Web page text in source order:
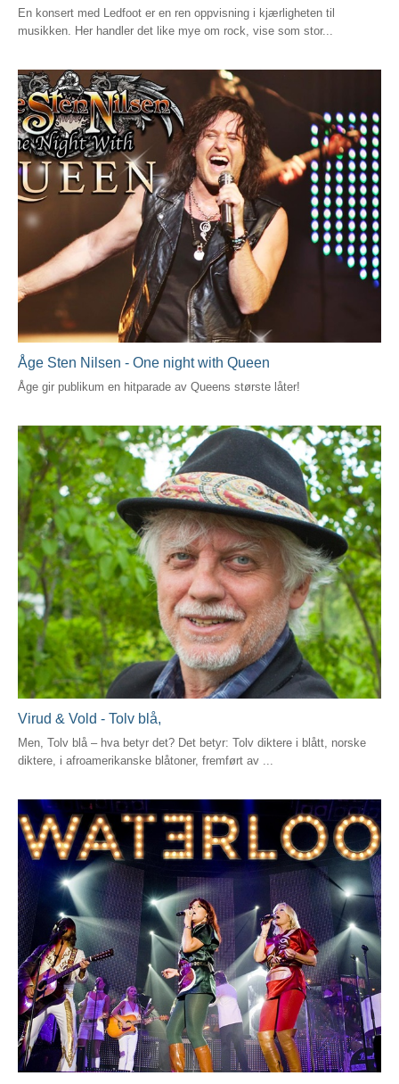
En konsert med Ledfoot er en ren oppvisning i kjærligheten til
musikken. Her handler det like mye om rock, vise som stor...
Åge Sten Nilsen - One night with Queen
Åge gir publikum en hitparade av Queens største låter!
Virud & Vold - Tolv blå,
Men, Tolv blå – hva betyr det? Det betyr: Tolv diktere i blått, norske
diktere, i afroamerikanske blåtoner, fremført av ...